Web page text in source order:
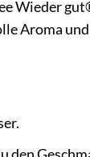
Wieder
Aroma